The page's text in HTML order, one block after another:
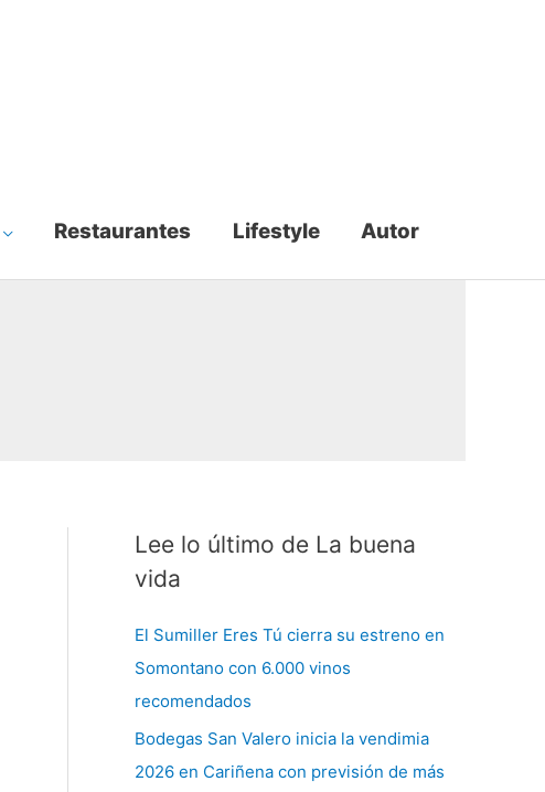
Restaurantes Lifestyle Autor
Lee lo último de La buena
vida
El Sumiller Eres Tú cierra su estreno en
Somontano con 6.000 vinos
recomendados
Bodegas San Valero inicia la vendimia
2026 en Cariñena con previsión de más
C
a
e
g
o
r
í